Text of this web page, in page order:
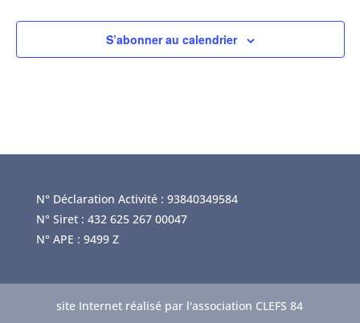
S’abonner au calendrier
N° Déclaration Activité : 93840349584
N° Siret : 432 625 267 00047
N° APE : 9499 Z
site Internet réalisé par l'association CLEFS 84